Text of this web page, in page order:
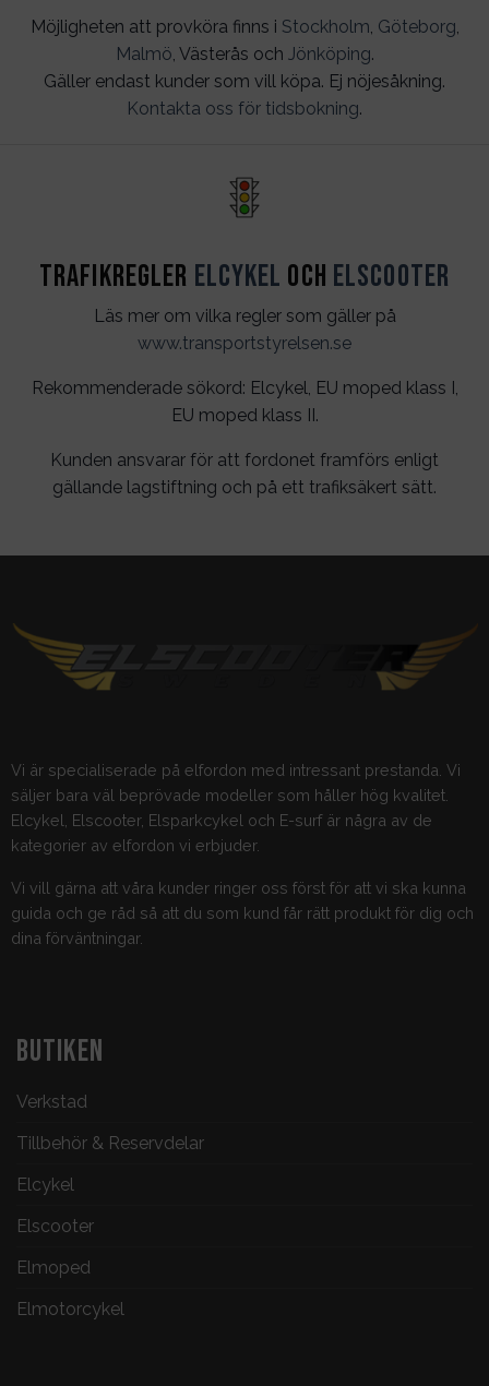
Möjligheten att provköra finns i Stockholm, Göteborg,
Malmö, Västerås och Jönköping.
Gäller endast kunder som vill köpa. Ej nöjesåkning.
Kontakta oss för tidsbokning.
Trafikregler Elcykel och Elscooter
Läs mer om vilka regler som gäller på
www.transportstyrelsen.se
Rekommenderade sökord: Elcykel, EU moped klass I,
EU moped klass II.
Kunden ansvarar för att fordonet framförs enligt
gällande lagstiftning och på ett trafiksäkert sätt.
Vi är specialiserade på elfordon med intressant prestanda. Vi
säljer bara väl beprövade modeller som håller hög kvalitet.
Elcykel, Elscooter, Elsparkcykel och E-surf är några av de
kategorier av elfordon vi erbjuder.
Vi vill gärna att våra kunder ringer oss först för att vi ska kunna
guida och ge råd så att du som kund får rätt produkt för dig och
dina förväntningar.
BUTIKEN
Verkstad
Tillbehör & Reservdelar
Elcykel
Elscooter
Elmoped
Elmotorcykel